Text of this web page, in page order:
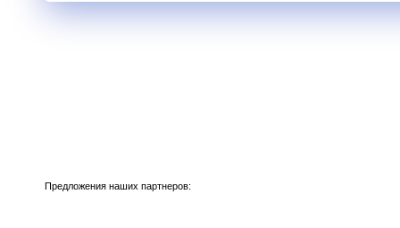
Предложения наших партнеров: